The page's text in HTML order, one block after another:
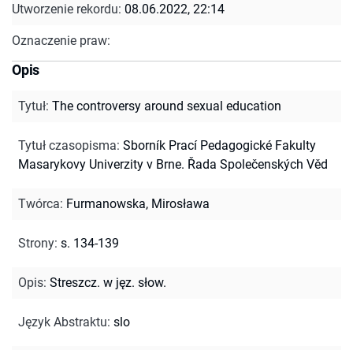
Utworzenie rekordu: 08.06.2022, 22:14
Oznaczenie praw:
Opis
Tytuł: The controversy around sexual education
Tytuł czasopisma: Sborník Prací Pedagogické Fakulty
Masarykovy Univerzity v Brne. Řada Společenských Věd
Twórca: Furmanowska, Mirosława
Strony: s. 134-139
Opis: Streszcz. w jęz. słow.
Język Abstraktu: slo